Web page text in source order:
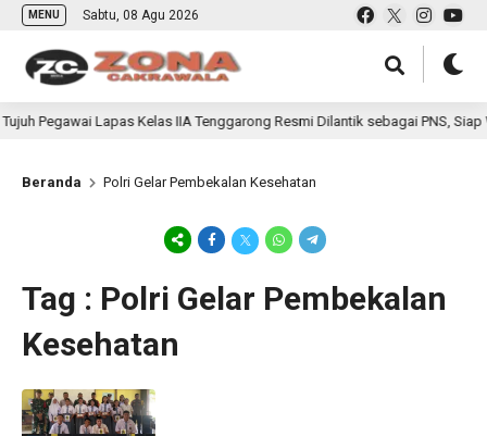
MENU Sabtu, 08 Agu 2026
Pegawai Lapas Kelas IIA Tenggarong Resmi Dilantik sebagai PNS, Siap
Beranda Polri Gelar Pembekalan Kesehatan
Tag : Polri Gelar Pembekalan
Kesehatan